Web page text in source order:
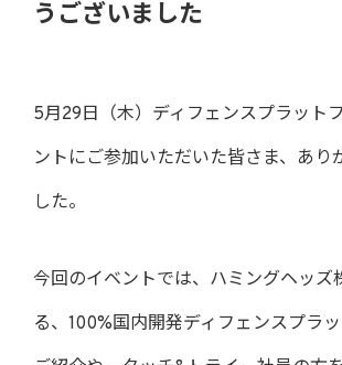
うございました
5月29日（木）ディフェンスプラット
ントにご参加いただいた皆さま、あり
した。
今回のイベントでは、ハミングヘッズ
る、100%国内開発ディフェンスプラ